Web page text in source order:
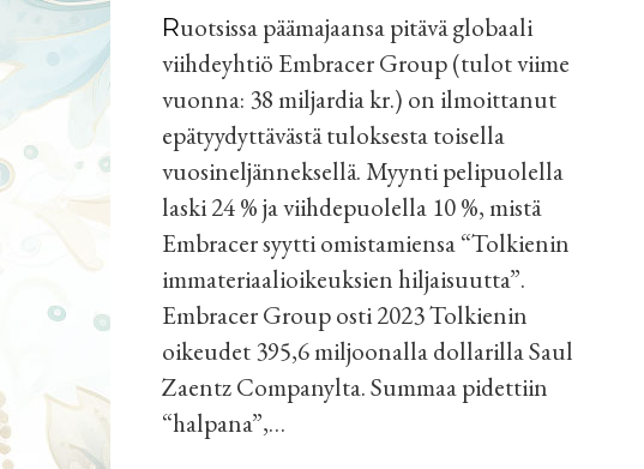
Ruotsissa päämajaansa pitävä globaali
viihdeyhtiö Embracer Group (tulot viime
vuonna: 38 miljardia kr.) on ilmoittanut
epätyydyttävästä tuloksesta toisella
vuosineljänneksellä. Myynti pelipuolella
laski 24 % ja viihdepuolella 10 %, mistä
Embracer syytti omistamiensa “Tolkienin
immateriaalioikeuksien hiljaisuutta”.
Embracer Group osti 2023 Tolkienin
oikeudet 395,6 miljoonalla dollarilla Saul
Zaentz Companylta. Summaa pidettiin
“halpana”,…